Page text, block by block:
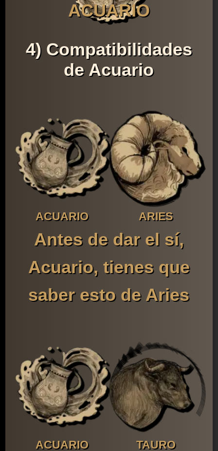
ACUARIO
4) Compatibilidades
de Acuario
ACUARIO ARIES
Antes de dar el sí,
Acuario, tienes que
saber esto de Aries
ACUARIO TAURO